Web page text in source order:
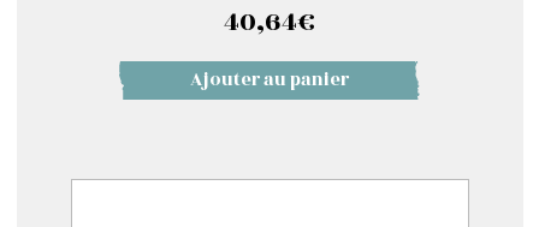
40,64€
Ajouter au panier